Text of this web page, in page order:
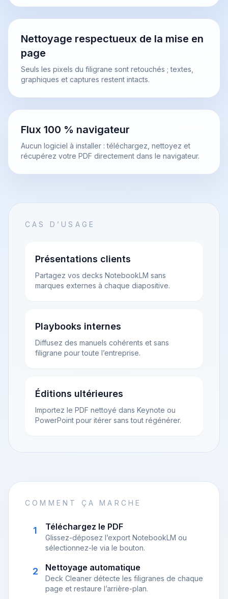
Nettoyage respectueux de la mise en
page
Seuls les pixels du filigrane sont retouchés ; textes,
graphiques et captures restent intacts.
Flux 100 % navigateur
Aucun logiciel à installer : téléchargez, nettoyez et
récupérez votre PDF directement dans le navigateur.
CAS D’USAGE
Présentations clients
Partagez vos decks NotebookLM sans
marques externes à chaque diapositive.
Playbooks internes
Diffusez des manuels cohérents et sans
filigrane pour toute l’entreprise.
Éditions ultérieures
Importez le PDF nettoyé dans Keynote ou
PowerPoint pour itérer sans tout régénérer.
COMMENT ÇA MARCHE
1 Téléchargez le PDF
Glissez-déposez l’export NotebookLM ou
sélectionnez-le via le bouton.
2 Nettoyage automatique
Deck Cleaner détecte les filigranes de chaque
page et restaure l’arrière-plan.